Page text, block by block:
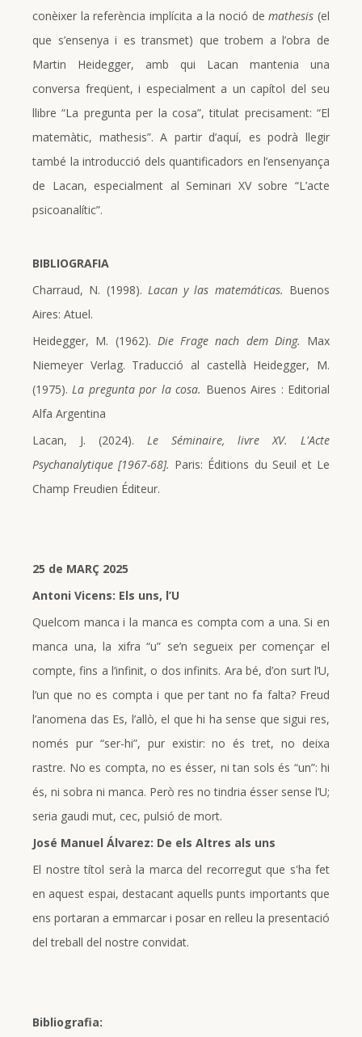
conèixer la referència implícita a la noció demathesis(el
que s’ensenya i es transmet) que trobem a l’obra de
Martin Heidegger, amb qui Lacan mantenia una
conversa freqüent, i especialment a un capítol del seu
llibre “La pregunta per la cosa”, titulat precisament: “El
matemàtic, mathesis”. A partir d’aquí, es podrà llegir
també la introducció dels quantificadors en l’ensenyança
de Lacan, especialment al Seminari XV sobre “L’acte
psicoanalític”.
BIBLIOGRAFIA
Charraud, N. (1998). Lacan y las matemáticas. Buenos
Aires: Atuel.
Heidegger, M. (1962). Die Frage nach dem Ding. Max
Niemeyer Verlag. Traducció al castellà Heidegger, M.
(1975).La pregunta por la cosa. Buenos Aires : Editorial
Alfa Argentina
Lacan, J. (2024). Le Séminaire, livre XV. L'Acte
Psychanalytique [1967-68]. Paris: Éditions du Seuil et Le
Champ Freudien Éditeur.
25 de MARÇ 2025
Antoni Vicens: Els uns, l’U
Quelcom manca i la manca es compta com a una. Si en
manca una, la xifra “u” se’n segueix per començar el
compte, fins a l’infinit, o dos infinits. Ara bé, d’on surt l’U,
l’un que no es compta i que per tant no fa falta? Freud
l’anomena das Es, l’allò, el que hi ha sense que sigui res,
només pur “ser-hi”, pur existir: no és tret, no deixa
rastre. No es compta, no es ésser, ni tan sols és “un”: hi
és, ni sobra ni manca. Però res no tindria ésser sense l’U;
seria gaudi mut, cec, pulsió de mort.
José Manuel Álvarez: De els Altres als uns
El nostre títol serà la marca del recorregut que s'ha fet
en aquest espai, destacant aquells punts importants que
ens portaran a emmarcar i posar en relleu la presentació
del treball del nostre convidat.
Bibliografia: